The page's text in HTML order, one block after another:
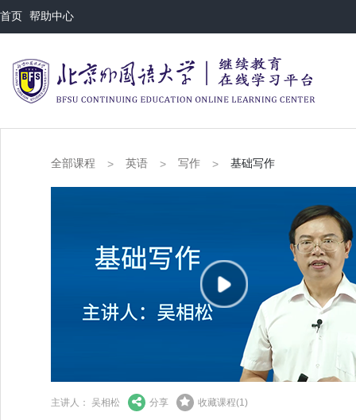
首页 帮助中心
全部课程 > 英语 > 写作 > 基础写作
视频因格式不支持或者服务器或网络的问题无法加载
主讲人： 吴相松 分享 收藏课程(1)